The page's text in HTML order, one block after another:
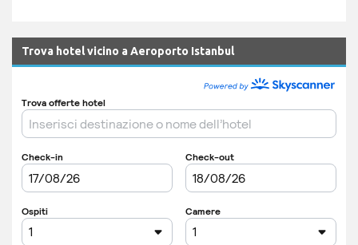
Trova hotel vicino a Aeroporto Istanbul